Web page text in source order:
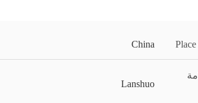
China
Lanshuo